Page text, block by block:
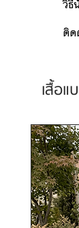
วิธี
ติด
เสื้อแ